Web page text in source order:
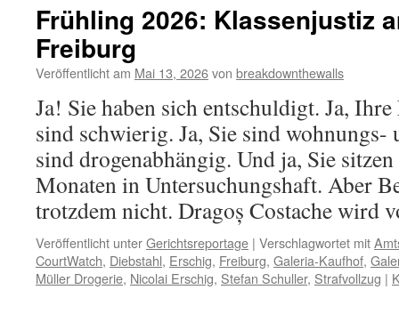
Frühling 2026: Klassenjustiz
Freiburg
Veröffentlicht am Mai 13, 2026von breakdownthewalls
Ja! Sie haben sich entschuldigt. Ja,
sind schwierig. Ja, Sie sind wohnungs-
sind drogenabhängig. Und ja, Sie
Monaten in Untersuchungshaft. Aber
trotzdem nicht. Dragoș Costache
Veröffentlicht unterGerichtsreportage | Verschlagwortet mit
CourtWatch, Diebstahl, Erschig, Freiburg, Galeria-Kaufhof,
Müller Drogerie, Nicolai Erschig, Stefan Schuller, Strafvollzug |